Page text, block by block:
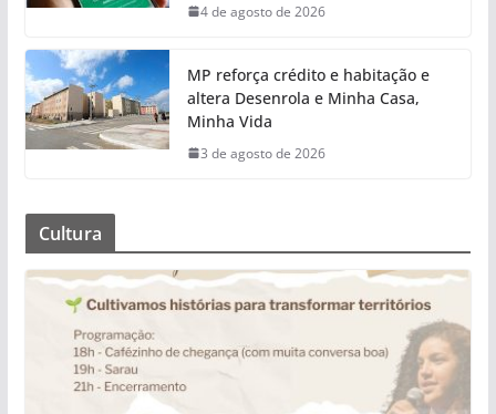
4 de agosto de 2026
MP reforça crédito e habitação e
altera Desenrola e Minha Casa,
Minha Vida
3 de agosto de 2026
Cultura